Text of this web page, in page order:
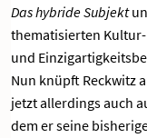
Das hybride Subjekt
thematisierten
und
Nun knüpft Reckwitz
jetzt allerdings auch
dem er seine